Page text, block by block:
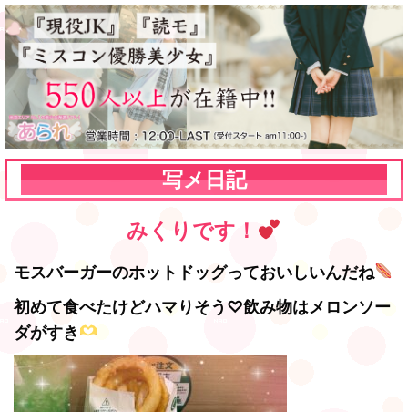
写メ日記
みくりです！
モスバーガーのホットドッグっておいしいんだね
初めて食べたけどハマりそう♡飲み物はメロンソー
ダがすき